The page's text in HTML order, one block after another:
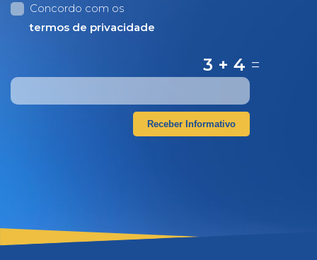
Concordo com os
termos de privacidade
3 + 4 =
Receber Informativo